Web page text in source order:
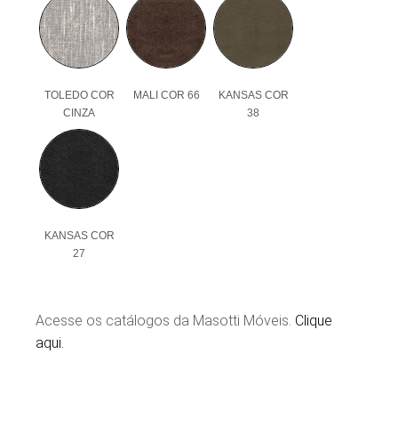
TOLEDO COR
CINZA
MALI COR 66
KANSAS COR
38
KANSAS COR
27
Acesse os catálogos da Masotti Móveis. Clique
aqui.